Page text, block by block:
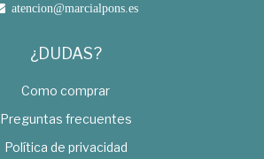
atencion@marcialpons.es
¿DUDAS?
Como comprar
Preguntas frecuentes
Política de privacidad